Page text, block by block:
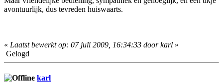
avontuurlijk, dus tevreden huiswaarts.
« Laatst bewerkt op: 07 juli 2009, 16:34:33 door karl »
Gelogd
karl